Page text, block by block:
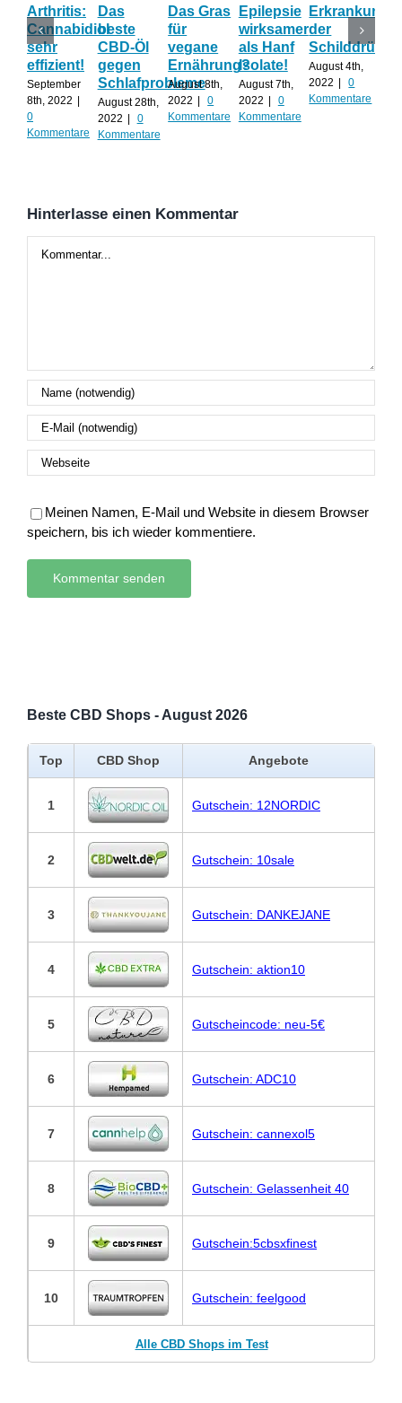
Arthritis:
Cannabidiol
sehr
effizient!
September
8th, 2022
0
Kommentare
Das
beste
CBD-Öl
gegen
Schlafprobleme
August 28th,
2022
0
Kommentare
Das Gras
für
vegane
Ernährung?
August 8th,
2022
0
Kommentare
Epilepsie
wirksamer
als Hanf
Isolate!
August 7th,
2022
0
Kommentare
der
Schilddrüse
August 4th,
2022
0
Kommentare
Hinterlasse einen Kommentar
Meinen Namen, E-Mail und Website in diesem Browser
speichern, bis ich wieder kommentiere.
Beste CBD Shops - August 2026
Top CBD Shop Angebote
1 Gutschein: 12NORDIC
2 Gutschein: 10sale
3 Gutschein: DANKEJANE
4 Gutschein: aktion10
5 Gutscheincode: neu-5€
6 Gutschein: ADC10
7 Gutschein: cannexol5
8 Gutschein: Gelassenheit 40
9 Gutschein:5cbsxfinest
10 Gutschein: feelgood
Alle CBD Shops im Test